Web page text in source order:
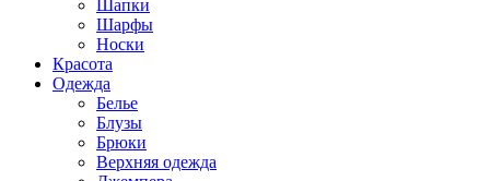
Шапки
Шарфы
Носки
Красота
Одежда
Белье
Блузы
Брюки
Верхняя одежда